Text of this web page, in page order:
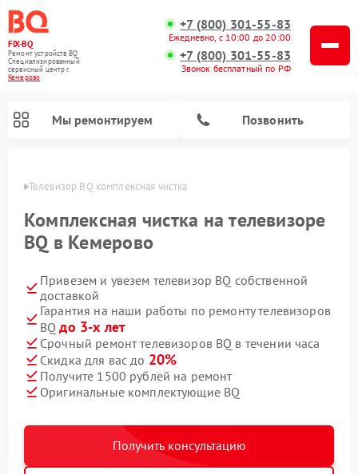
FIX-BQ
Ремонт устройств BQ
Специализированный
cервисный центр г.
Кемерово
+7 (800) 301-55-83
Ежедневно, с 10:00 до 20:00
+7 (800) 301-55-83
Звонок бесплатный по РФ
Мы ремонтируем Позвонить
Телевизор BQ комплексная чистка
Комплексная чистка на телевизоре
BQ в Кемерово
Привезем и увезем телевизор BQ собственной
доставкой
Гарантия на наши работы по ремонту телевизоров
BQдо 3-х лет
Срочный ремонт телевизоров BQ в течении часа
Скидка для вас до 20%
Получите 1500 рублей на ремонт
Оригинальные комплектующие BQ
Получить консультацию